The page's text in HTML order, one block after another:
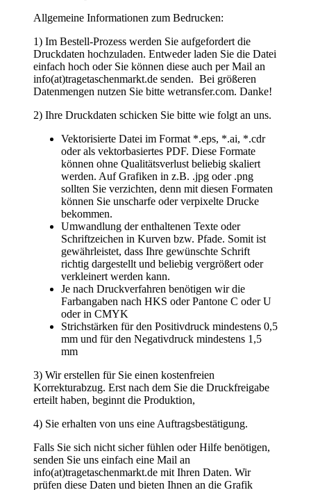
Schriftzeichen in Kurven bzw. Pfade. Somit ist
richtig dargestellt und beliebig vergrößert oder
verkleinert werden kann.
Je nach Druckverfahren benötigen wir die
Farbangaben nach HKS oder Pantone C oder U
oder in CMYK
mm und für den Negativdruck mindestens 1,5
3) Wir erstellen für Sie einen kostenfreien
Korrekturabzug. Erst nach dem Sie die Druckfreigabe
erteilt haben, beginnt die Produktion,
4) Sie erhalten von uns eine Auftragsbestätigung.
Falls Sie sich nicht sicher fühlen oder Hilfe benötigen,
senden Sie uns einfach eine Mail an
info(at)tragetaschenmarkt.de mit Ihren Daten. Wir
prüfen diese Daten und bieten Ihnen an die Grafik
nachzubearbeiten. Selbstverständlich bekommen Sie
vorher mitgeteilt, was für Kosten auf Sie zukommen.
TragetaschenMarkt
Wir verkaufen schon seit 1994 Tragetaschen. Papiertragetaschen,
Plastiktüten, Stofftaschen, Geschenktaschen, Messetaschen.
> Lieferung europaweit
> kurze Lieferzeiten
> Rabatte bei Selbstabholung
> beste Qualität
> kein Mindestbestellwert